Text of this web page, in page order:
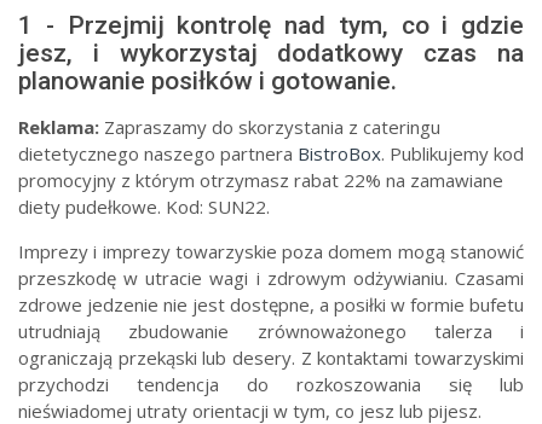
1 - Przejmij kontrolę nad tym, co i gdzie
jesz, i wykorzystaj dodatkowy czas na
planowanie posiłków i gotowanie.
Reklama: Zapraszamy do skorzystania z cateringu
dietetycznego naszego partnera BistroBox. Publikujemy kod
promocyjny z którym otrzymasz rabat 22% na zamawiane
diety pudełkowe. Kod: SUN22.
Imprezy i imprezy towarzyskie poza domem mogą stanowić
przeszkodę w utracie wagi i zdrowym odżywianiu. Czasami
zdrowe jedzenie nie jest dostępne, a posiłki w formie bufetu
utrudniają zbudowanie zrównoważonego talerza i
ograniczają przekąski lub desery. Z kontaktami towarzyskimi
przychodzi tendencja do rozkoszowania się lub
nieświadomej utraty orientacji w tym, co jesz lub pijesz.